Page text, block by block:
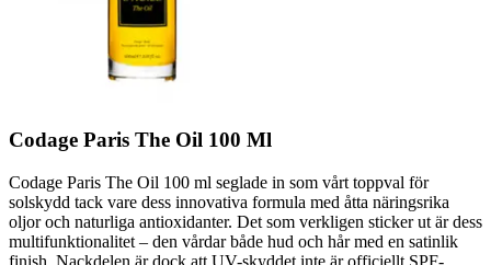
Codage Paris The Oil 100 Ml
Codage Paris The Oil 100 ml seglade in som vårt toppval för
solskydd tack vare dess innovativa formula med åtta näringsrika
oljor och naturliga antioxidanter. Det som verkligen sticker ut är dess
multifunktionalitet – den vårdar både hud och hår med en satinlik
finish. Nackdelen är dock att UV-skyddet inte är officiellt SPF-